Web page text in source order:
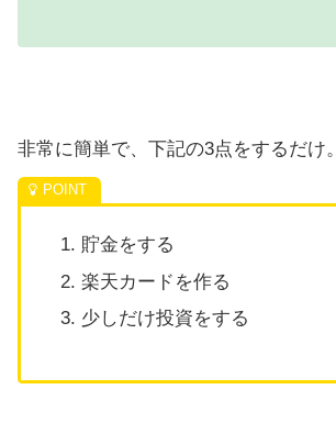
非常に簡単で、下記の3点をするだけ。
貯金をする
楽天カードを作る
少しだけ投資をする